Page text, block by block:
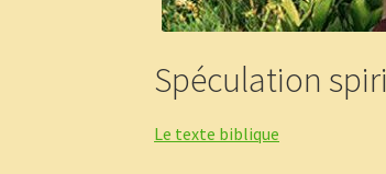
Spéculation
Le texte biblique